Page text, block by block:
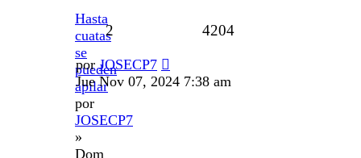
Hasta
cuatas
se
pueden
apilar
por
JOSECP7
»
Dom
2 4204
porJOSECP7
Jue Nov 07, 2024 7:38 am